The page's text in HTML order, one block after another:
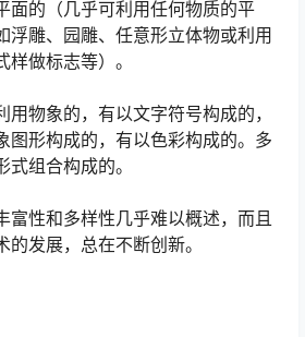
面的（几乎可利用任何物质的平
浮雕、园雕、任意形立体物或利用
样做标志等）。
物象的，有以文字符号构成的，
图形构成的，有以色彩构成的。多
式组合构成的。
富性和多样性几乎难以概述，而且
的发展，总在不断创新。